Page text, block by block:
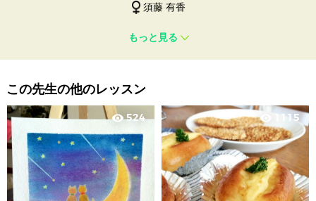
須藤 有香
もっと見る
この先生の他のレッスン
visibility524 visibility 1115